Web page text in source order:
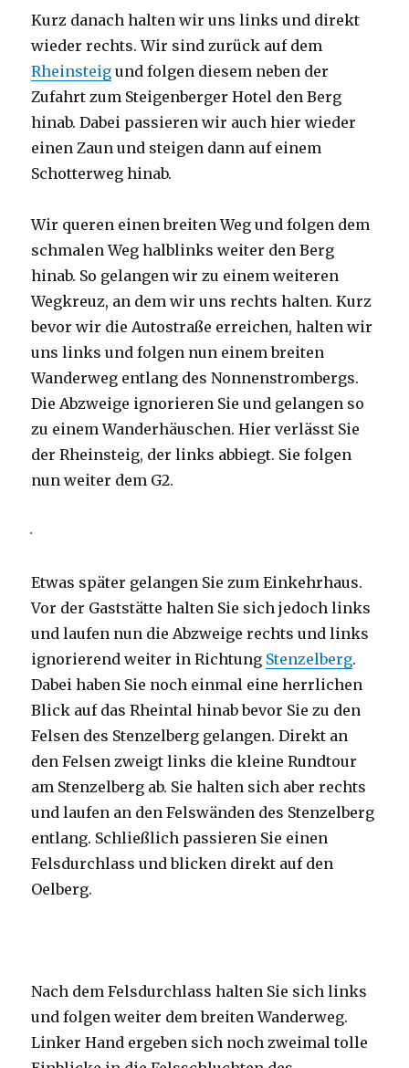
Kurz danach halten wir uns links und direkt
wieder rechts. Wir sind zurück auf dem
Rheinsteig und folgen diesem neben der
Zufahrt zum Steigenberger Hotel den Berg
hinab. Dabei passieren wir auch hier wieder
einen Zaun und steigen dann auf einem
Schotterweg hinab.
Wir queren einen breiten Weg und folgen dem
schmalen Weg halblinks weiter den Berg
hinab. So gelangen wir zu einem weiteren
Wegkreuz, an dem wir uns rechts halten. Kurz
bevor wir die Autostraße erreichen, halten wir
uns links und folgen nun einem breiten
Wanderweg entlang des Nonnenstrombergs.
Die Abzweige ignorieren Sie und gelangen so
zu einem Wanderhäuschen. Hier verlässt Sie
der Rheinsteig, der links abbiegt. Sie folgen
nun weiter dem G2.
Etwas später gelangen Sie zum Einkehrhaus.
Vor der Gaststätte halten Sie sich jedoch links
und laufen nun die Abzweige rechts und links
ignorierend weiter in Richtung Stenzelberg.
Dabei haben Sie noch einmal eine herrlichen
Blick auf das Rheintal hinab bevor Sie zu den
Felsen des Stenzelberg gelangen. Direkt an
den Felsen zweigt links die kleine Rundtour
am Stenzelberg ab. Sie halten sich aber rechts
und laufen an den Felswänden des Stenzelberg
entlang. Schließlich passieren Sie einen
Felsdurchlass und blicken direkt auf den
Oelberg.
Nach dem Felsdurchlass halten Sie sich links
und folgen weiter dem breiten Wanderweg.
Linker Hand ergeben sich noch zweimal tolle